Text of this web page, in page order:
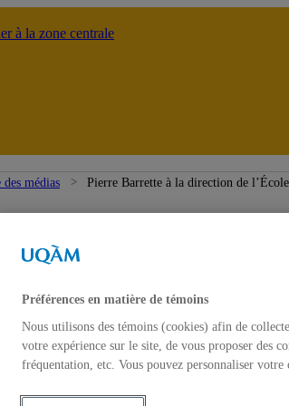
à la zone centrale
des médias Pierre Barrette à la direction de
Préférences en matière de témoins
Nous utilisons des témoins (cookies) afin de
votre expérience sur le site, de vous proposer des
fréquentation, etc. Vous pouvez personnaliser votre